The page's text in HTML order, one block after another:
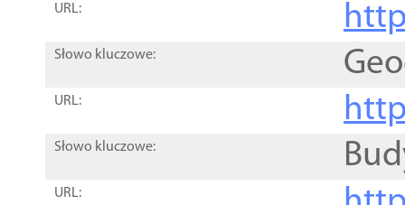
URL:
Słowo kluczowe:
URL:
Słowo kluczowe:
URL: